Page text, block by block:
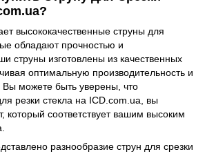
высококачественные струны для
обладают прочностью и
струны изготовлены из качественных
оптимальную производительность и
Вы можете быть уверены, что
резки стекла на ICD.com.ua, вы
который соответствует вашим высоким
разнообразие струн для срезки